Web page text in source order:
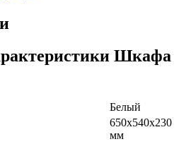
Шкафа
Белый
650х540х230
мм